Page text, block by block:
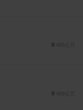
495公尺
489公尺